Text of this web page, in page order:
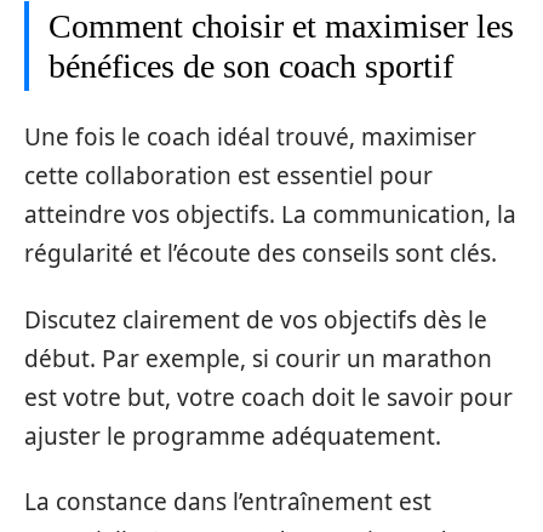
Comment choisir et maximiser les
bénéfices de son coach sportif
Une fois le coach idéal trouvé, maximiser
cette collaboration est essentiel pour
atteindre vos objectifs. La communication, la
régularité et l’écoute des conseils sont clés.
Discutez clairement de vos objectifs dès le
début. Par exemple, si courir un marathon
est votre but, votre coach doit le savoir pour
ajuster le programme adéquatement.
La constance dans l’entraînement est